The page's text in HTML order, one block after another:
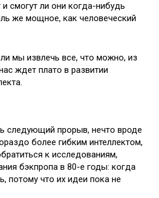
смогут ли они когда-нибудь
же мощное, как человеческий
мы извлечь все, что можно, из
ждет плато в развитии
следующий прорыв, нечто вроде
более гибким интеллектом,
к исследованиям,
бэкпропа в 80-е годы: когда
потому что их идеи пока не